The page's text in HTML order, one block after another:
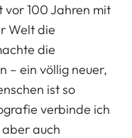
100 Jahren mit
Welt die
die
– ein völlig neuer,
ist so
verbinde ich
auch